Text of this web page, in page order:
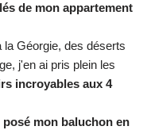
de mon appartement
la Géorgie, des déserts
j'en ai pris plein les
incroyables aux 4
posé mon baluchon en